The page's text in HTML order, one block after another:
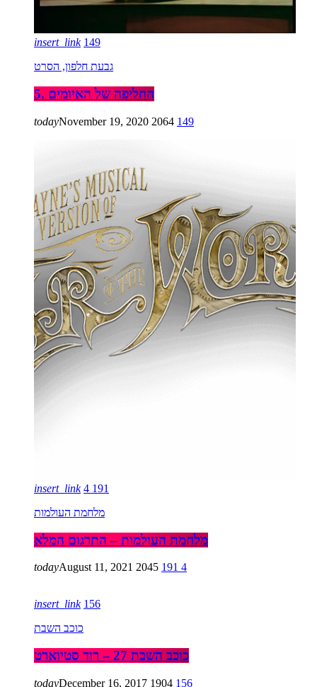
insert_link 149
גבעת חלפון, הסרט
5. החליפה של האיומים
todayNovember 19, 2020 2064 149
insert_link 4 191
מלחמת העולמות
מלחמת העולמות – התרגום המלא
todayAugust 11, 2021 2045 191 4
insert_link 156
כוכב השבת
כוכב השבת 27 – רוד סטיוארט
todayDecember 16, 2017 1904 156